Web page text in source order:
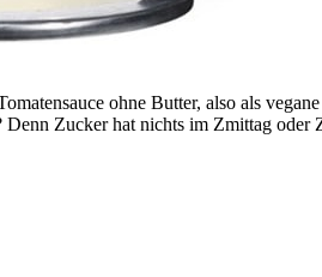
ohne Butter, also als
Zucker hat nichts im Zmittag oder